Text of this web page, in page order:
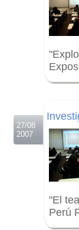
27/08
2007
"El
Perú